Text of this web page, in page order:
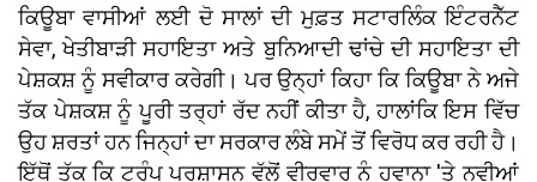
ਕਿਊਬਾ ਵਾਸੀਆਂ ਲਈ ਦੋ ਸਾਲਾਂ ਦੀ ਮੁਫ਼ਤ ਸਟਾਰਲਿੰਕ ਇੰਟਰਨੈੱਟ
ਸੇਵਾ, ਖੇਤੀਬਾੜੀ ਸਹਾਇਤਾ ਅਤੇ ਬੁਨਿਆਦੀ ਢਾਂਚੇ ਦੀ ਸਹਾਇਤਾ ਦੀ
ਪੇਸ਼ਕਸ਼ ਨੂੰ ਸਵੀਕਾਰ ਕਰੇਗੀ। ਪਰ ਉਨ੍ਹਾਂ ਕਿਹਾ ਕਿ ਕਿਊਬਾ ਨੇ ਅਜੇ
ਤੱਕ ਪੇਸ਼ਕਸ਼ ਨੂੰ ਪੂਰੀ ਤਰ੍ਹਾਂ ਰੱਦ ਨਹੀਂ ਕੀਤਾ ਹੈ, ਹਾਲਾਂਕਿ ਇਸ ਵਿੱਚ
ਉਹ ਸ਼ਰਤਾਂ ਹਨ ਜਿਨ੍ਹਾਂ ਦਾ ਸਰਕਾਰ ਲੰਬੇ ਸਮੇਂ ਤੋਂ ਵਿਰੋਧ ਕਰ ਰਹੀ ਹੈ।
ਇੱਥੋਂ ਤੱਕ ਕਿ ਟਰੰਪ ਪ੍ਰਸ਼ਾਸਨ ਵੱਲੋਂ ਵੀਰਵਾਰ ਨੂੰ ਹਵਾਨਾ 'ਤੇ ਨਵੀਆਂ